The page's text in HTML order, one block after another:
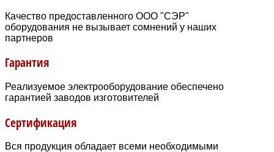
Качество предоставленного ООО "СЭР"
оборудования не вызывает сомнений у наших
партнеров
Гарантия
Реализуемое электрооборудование обеспечено
гарантией заводов изготовителей
Сертификация
Вся продукция обладает всеми необходимыми